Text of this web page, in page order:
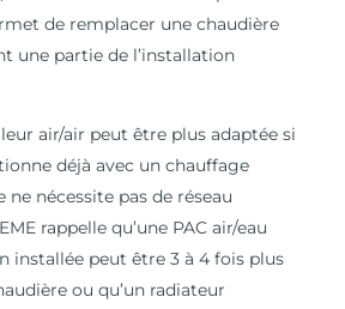
de remplacer une chaudière
une partie de l’installation
air/air peut être plus adaptée si
déjà avec un chauffage
ne nécessite pas de réseau
rappelle qu’une PAC air/eau
installée peut être 3 à 4 fois plus
ou qu’un radiateur